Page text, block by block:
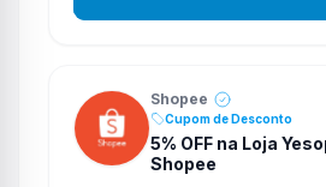
Shopee
Cupom de Desconto
5% OFF na Loja
Shopee